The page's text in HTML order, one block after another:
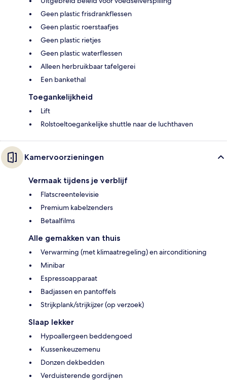
Geen plastic frisdrankflessen
Geen plastic roerstaafjes
Geen plastic rietjes
Geen plastic waterflessen
Alleen herbruikbaar tafelgerei
Een bankethal
Toegankelijkheid
Lift
Rolstoeltoegankelijke shuttle naar de luchthaven
Kamervoorzieningen
Vermaak tijdens je verblijf
Flatscreentelevisie
Premium kabelzenders
Betaalfilms
Alle gemakken van thuis
Verwarming (met klimaatregeling) en airconditioning
Minibar
Espressoapparaat
Badjassen en pantoffels
Strijkplank/strijkijzer (op verzoek)
Slaap lekker
Hypoallergeen beddengoed
Kussenkeuzemenu
Donzen dekbedden
Verduisterende gordijnen